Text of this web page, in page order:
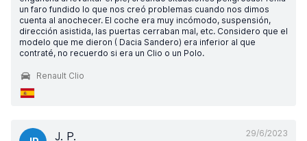
un faro fundido lo que nos creó problemas cuando nos dimos
cuenta al anochecer. El coche era muy incómodo, suspensión,
dirección asistida, las puertas cerraban mal, etc. Considero que el
modelo que me dieron ( Dacia Sandero) era inferior al que
contraté, no recuerdo si era un Clio o un Polo.
Renault Clio
29/6/2023
J. P.